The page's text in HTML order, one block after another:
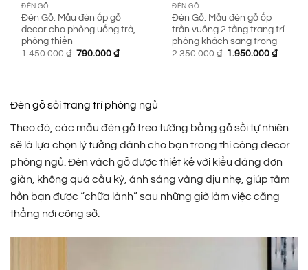
ĐÈN GỖ
Đèn Gỗ: Mẫu đèn ốp gỗ
decor cho phòng uống trà,
phòng thiền
1.450.000₫ Giá
790.000₫Giá
ĐÈN GỖ
Đèn Gỗ: Mẫu đèn gỗ ốp
trần vuông 2 tầng trang trí
phòng khách sang trọng
2.350.000₫ Giá
1.950.000₫Giá
Đèn gỗ sồi trang trí phòng ngủ
Theo đó, các mẫu đèn gỗ treo tường bằng gỗ sồi tự nhiên
sẽ là lựa chọn lý tưởng dành cho bạn trong thi công decor
phòng ngủ. Đèn vách gỗ được thiết kế với kiểu dáng đơn
giản, không quá cầu kỳ, ánh sáng vàng dịu nhẹ, giúp tâm
hồn bạn được “chữa lành” sau những giờ làm việc căng
thẳng nơi công sở.